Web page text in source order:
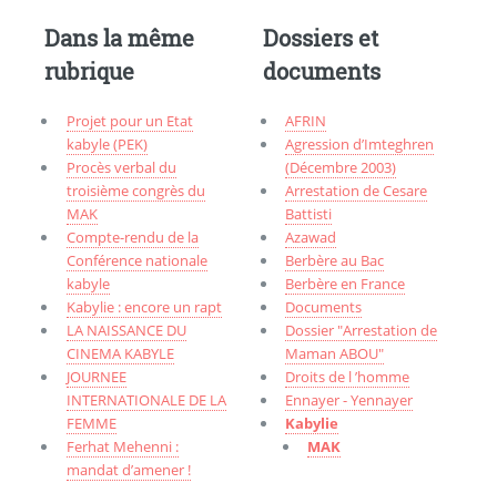
Dans la même
rubrique
Projet pour un Etat
kabyle (PEK)
Procès verbal du
troisième congrès du
MAK
Compte-rendu de la
Conférence nationale
kabyle
Kabylie : encore un rapt
LA NAISSANCE DU
CINEMA KABYLE
JOURNEE
INTERNATIONALE DE LA
FEMME
Ferhat Mehenni :
mandat d’amener !
Dossiers et
documents
AFRIN
Agression d’Imteghren
(Décembre 2003)
Arrestation de Cesare
Battisti
Azawad
Berbère au Bac
Berbère en France
Documents
Dossier "Arrestation de
Maman ABOU"
Droits de l ’homme
Ennayer - Yennayer
Kabylie
MAK